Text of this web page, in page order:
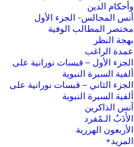
وأحكام الدين
أنس المجالس- الجزء الأول
مختصر المطالب الوفية
بهجة النظر
عمدة الراغب
الجزء الأول – قبسات نورانية على
ألفية السيرة النبوية
الجزء الثاني – قبسات نورانية على
ألفية السيرة النبوية
أنس الذاكرين
الأَدَبُ الـمُفرد
الأربعون الهررية
المزيد+